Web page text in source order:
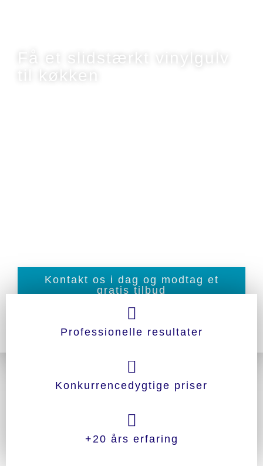
Få et slidstærkt vinylgulv
til køkken
Kontakt os i dag og modtag et
gratis tilbud
Professionelle resultater
Konkurrencedygtige priser
+20 års erfaring